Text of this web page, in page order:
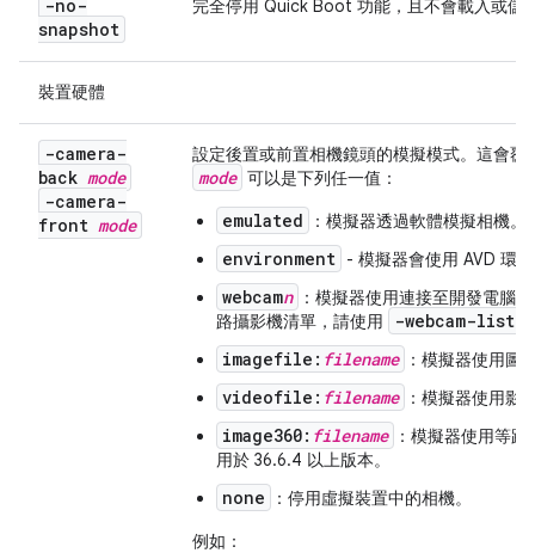
-no-
snapshot
完全停用 Quick Boot 功能，且不會載入或儲
裝置硬體
-camera-
back mode
-camera-
front mode
設定後置或前置相機鏡頭的模擬模式。這會覆
mode 可以是下列任一值：
emulated ：模擬器透過軟體模擬相機。
environment - 模擬器會使用 AVD 環
webcamn
：模擬器使用連接至開發電腦
路攝影機清單，請使用
-webcam-list
imagefile: filename ：模擬器使用圖
videofile: filename ：模擬器使用影
image360: filename
：模擬器使用等
用於 36.6.4 以上版本。
none
：停用虛擬裝置中的相機。
例如：